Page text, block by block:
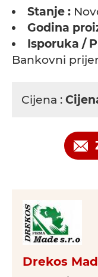
Stanje :
Godina
Isporuka /
Bankovni
Cijena :
Drekos